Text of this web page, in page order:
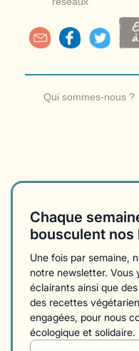
Qui sommes-nous ?
Chaque
bousculent nos
Une fois par semaine,
notre newsletter. Vous
éclairants ainsi que
des recettes
engagées, pour nous
écologique et solidaire.